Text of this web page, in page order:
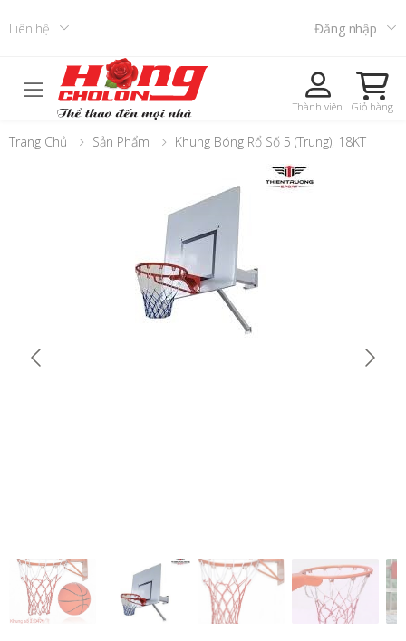
Liên hệ Đăng nhập
Toggle mobile menu Thành viên Giỏ hàng
Trang Chủ Sản Phẩm Khung Bóng Rổ Số 5 (trung), 18KT